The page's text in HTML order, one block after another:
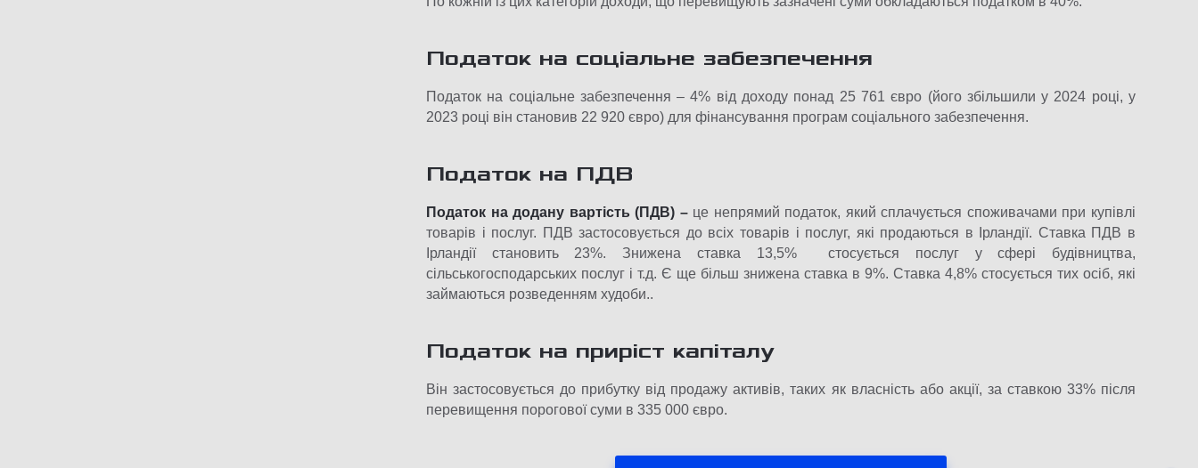
Податок на соціальне забезпечення
Податок на соціальне забезпечення – 4% від доходу понад 25 761 євро (його збільшили у 2024 році, у
2023 році він становив 22 920 євро) для фінансування програм соціального забезпечення.
Податок на ПДВ
Податок на додану вартість (ПДВ) –це непрямий податок, який сплачується споживачами при купівлі
товарів і послуг. ПДВ застосовується до всіх товарів і послуг, які продаються в Ірландії. Ставка ПДВ в
Ірландії становить 23%. Знижена ставка 13,5% стосується послуг у сфері будівництва,
сільськогосподарських послуг і т.д. Є ще більш знижена ставка в 9%. Ставка 4,8% стосується тих осіб, які
займаються розведенням худоби..
Податок на приріст капіталу
Він застосовується до прибутку від продажу активів, таких як власність або акції, за ставкою 33% після
перевищення порогової суми в 335 000 євро.